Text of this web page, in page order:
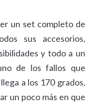
un set completo de
sus accesorios,
y todo a un
de los fallos que
a los 170 grados,
un poco más en que